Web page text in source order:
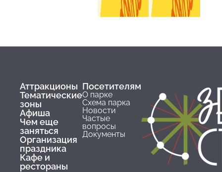
Аттракционы
Тематические
зоны
Афиша
Чем еще
заняться
Организация
праздника
Кафе и
рестораны
Посетителям
О парке
Схема парка
Новости
Частые
вопросы
Документы